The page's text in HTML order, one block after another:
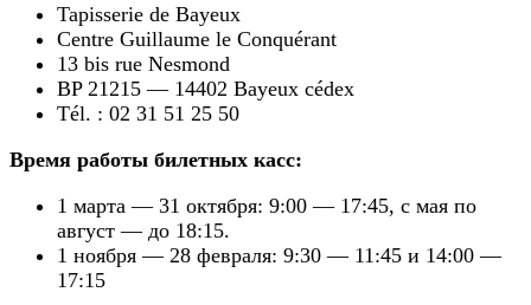
Tapisserie de Bayeux
Centre Guillaume le Conquérant
13 bis rue Nesmond
BP 21215 — 14402 Bayeux cédex
Tél. : 02 31 51 25 50
Время работы билетных касс:
1 марта — 31 октября: 9:00 — 17:45, с мая по
август — до 18:15.
1 ноября — 28 февраля: 9:30 — 11:45 и 14:00 —
17:15